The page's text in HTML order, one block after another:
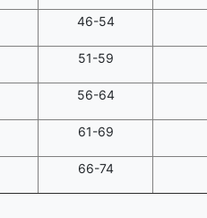
46-54
51-59
56-64
61-69
66-74